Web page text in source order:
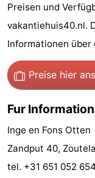
Bruinisse
-
Natur
Oosterschelde
-
Burgh
Haamstede
-
Natur
Kop
Walcheren
-
Preisen und
vakantiehuis40.nl.
Informationen über
Preise hier
Fur
Inge en Fons Otten
Zandput 40,
tel. +31 651 052 654